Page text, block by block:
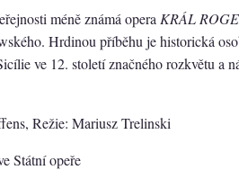
méně známá opera KRÁL
Hrdinou příběhu je historická
ve 12. století značného rozkvětu a
Režie: Mariusz Trelinski
Státní opeře